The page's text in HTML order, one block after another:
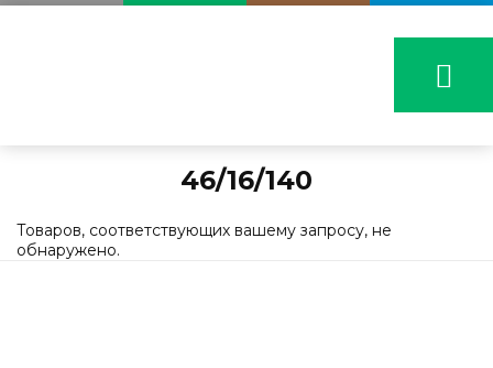
46/16/140
Товаров, соответствующих вашему запросу, не
обнаружено.